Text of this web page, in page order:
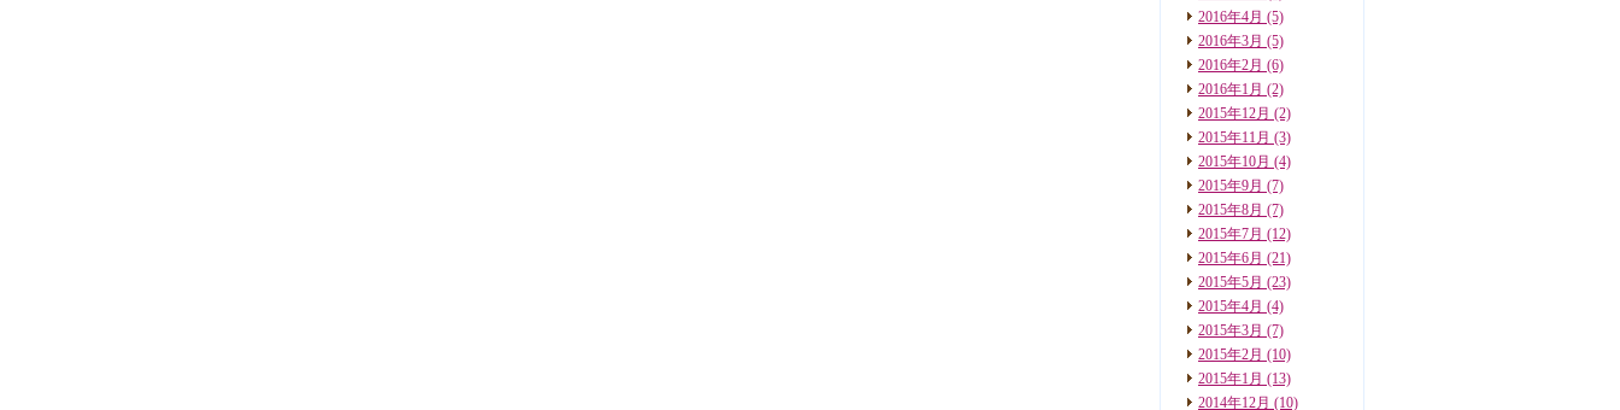
2016年4月 (5)
2016年3月 (5)
2016年2月 (6)
2016年1月 (2)
2015年12月 (2)
2015年11月 (3)
2015年10月 (4)
2015年9月 (7)
2015年8月 (7)
2015年7月 (12)
2015年6月 (21)
2015年5月 (23)
2015年4月 (4)
2015年3月 (7)
2015年2月 (10)
2015年1月 (13)
2014年12月 (10)